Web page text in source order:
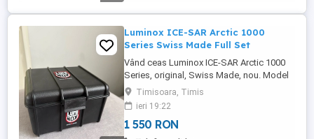
Luminox ICE-SAR Arctic 1000
Series Swiss Made Full Set
Vând ceas Luminox ICE-SAR Arctic 1000
Series, original, Swiss Made, nou. Model
profesional dezvoltat în colaborare cu
echipele islandeze de căutare și salvare
ICE-SAR. Carcasă CARBONOX Diametru 46
mm Geam safir Mecanism quartz elvețian
Timisoara, Timis
ieri 19:22
1 550 RON